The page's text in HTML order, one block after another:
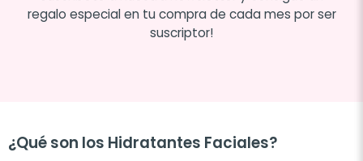
regalo especial en tu compra de cada mes por ser
suscriptor!
¿Qué son los Hidratantes Faciales?